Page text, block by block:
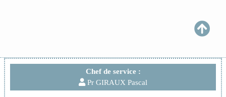
Chef de service :
Pr GIRAUX Pascal